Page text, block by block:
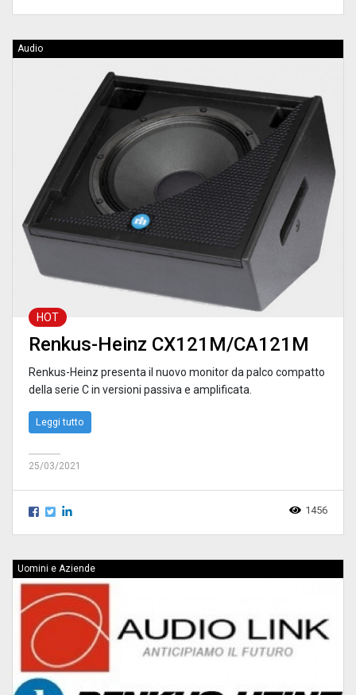
Audio
HOT
Renkus-Heinz CX121M/CA121M
Renkus-Heinz presenta il nuovo monitor da palco compatto
della serie C in versioni passiva e amplificata.
Leggi tutto
25/03/2021
1456
Uomini e Aziende